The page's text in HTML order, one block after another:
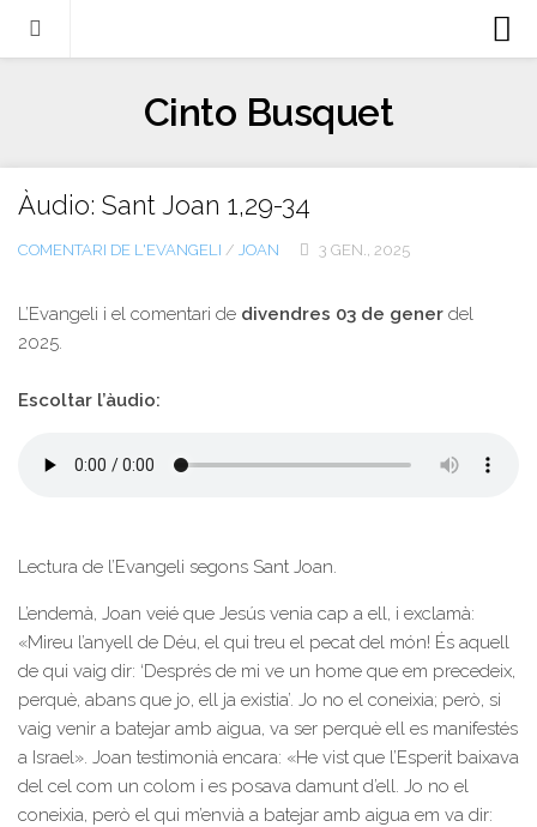
Llibres
Escrits-articles
Notícies
Italiano
English
Cinto Busquet
Àudio: Sant Joan 1,29-34
COMENTARI DE L'EVANGELI / JOAN 3 GEN., 2025
L’Evangeli i el comentari de divendres 03 de gener del
2025.
Escoltar l’àudio:
Lectura de l’Evangeli segons Sant Joan.
L’endemà, Joan veié que Jesús venia cap a ell, i exclamà:
«Mireu l’anyell de Déu, el qui treu el pecat del món! És aquell
de qui vaig dir: ‘Després de mi ve un home que em precedeix,
perquè, abans que jo, ell ja existia’. Jo no el coneixia; però, si
vaig venir a batejar amb aigua, va ser perquè ell es manifestés
a Israel». Joan testimonià encara: «He vist que l’Esperit baixava
del cel com un colom i es posava damunt d’ell. Jo no el
coneixia, però el qui m’envià a batejar amb aigua em va dir: